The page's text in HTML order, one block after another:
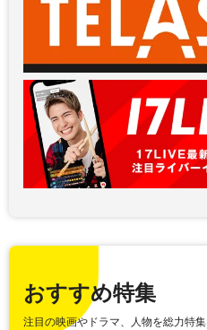
おすすめ特集
注目の映画やドラマ、人物を総力特集